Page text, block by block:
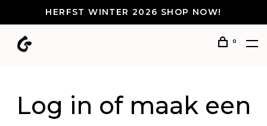
HERFST WINTER 2026 SHOP NOW!
0
Log in of maak een